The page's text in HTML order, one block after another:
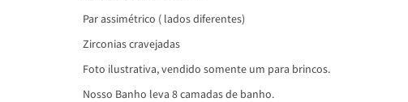
Par assimétrico ( lados diferentes)
Zirconias cravejadas
Foto ilustrativa, vendido somente um para brincos.
Nosso Banho leva 8 camadas de banho.